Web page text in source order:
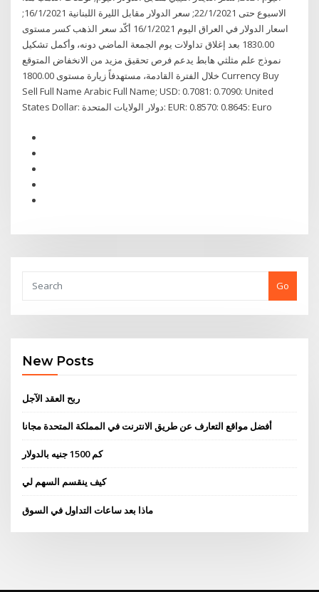
الاسبوع حتى 22/1/2021; سعر الدولار مقابل الليرة اللبنانية 16/1/2021;
اسعار الدولار في العراق اليوم 16/1/2021 أكّد سعر الذهب كسر مستوى
1830.00 بعد إغلاق تداولات يوم الجمعة الماضي دونه، وأكمل تشكيل
نموذج علم مثلثي هابط يدعم فرص تحقيق مزيد من الانخفاض المتوقع
خلال الفترة القادمة، مستهدفاً زيارة مستوى 1800.00 Currency Buy
Sell Full Name Arabic Full Name; USD: 0.7081: 0.7090: United
States Dollar: دولار الولايات المتحدة: EUR: 0.8570: 0.8645: Euro
Go
New Posts
ربح العقد الآجل
أفضل مواقع التعارف عن طريق الانترنت في المملكة المتحدة مجانا
كم 1500 جنيه بالدولار
كيف ينقسم السهم لي
ماذا بعد ساعات التداول في السوق